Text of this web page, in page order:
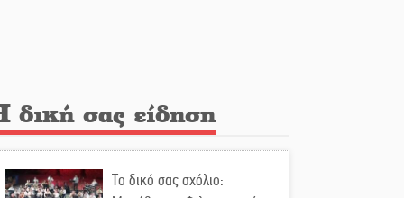
Κλήρωσε για τον Αστέρα
δική σας είδηση
Το δικό σας σχόλιο: